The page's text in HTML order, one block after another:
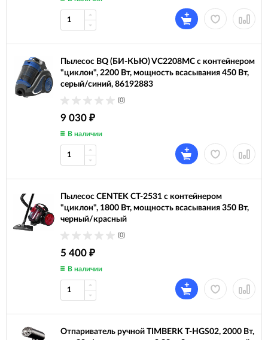
Пылесос BQ (БИ-КЬЮ) VC2208MC с контейнером
"циклон", 2200 Вт, мощность всасывания 450 Вт,
серый/синий, 86192883
(0)
9 030 ₽
В наличии
Пылесос CENTEK CT-2531 с контейнером
"циклон", 1800 Вт, мощность всасывания 350 Вт,
черный/красный
(0)
5 400 ₽
В наличии
Отпариватель ручной TIMBERK T-HGS02, 2000 Вт,